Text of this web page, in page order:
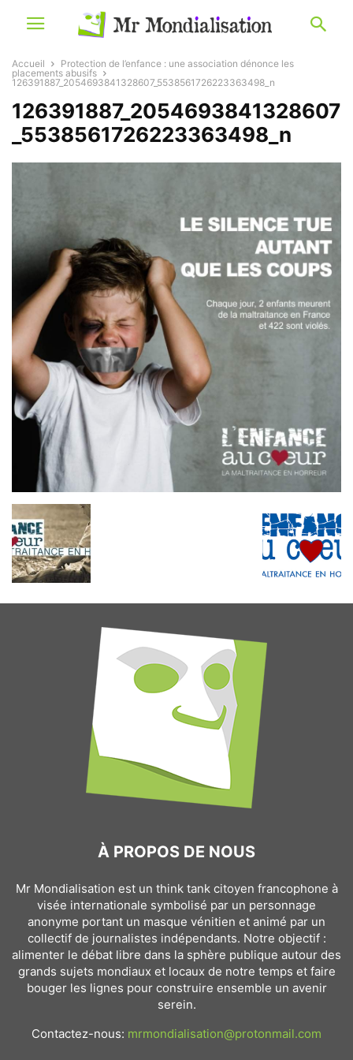
Accueil
Protection de l’enfance : une association dénonce les
placements abusifs
126391887_2054693841328607_5538561726223363498_n
126391887_2054693841328607
_5538561726223363498_n
À PROPOS DE NOUS
Mr Mondialisation est un think tank citoyen francophone à
visée internationale symbolisé par un personnage
anonyme portant un masque vénitien et animé par un
collectif de journalistes indépendants. Notre objectif :
alimenter le débat libre dans la sphère publique autour des
grands sujets mondiaux et locaux de notre temps et faire
bouger les lignes pour construire ensemble un avenir
serein.
Contactez-nous: mrmondialisation@protonmail.com